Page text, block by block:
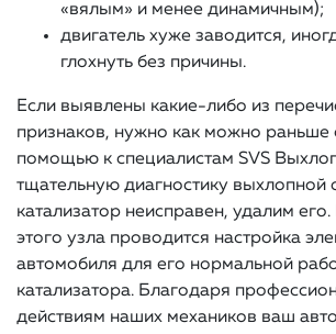
«вялым» и менее динамичным);
двигатель хуже заводится,
глохнуть без причины.
Если выявлены какие-либо из
признаков, нужно как можно раньше
помощью к специалистам SVS
тщательную диагностику выхлопной
катализатор неисправен, удалим
этого узла проводится настройка
автомобиля для его нормальной
катализатора. Благодаря
действиям наших механиков ваш